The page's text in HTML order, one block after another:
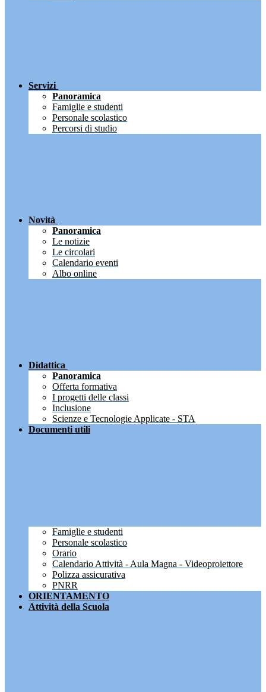
Servizi
Panoramica
Famiglie e studenti
Personale scolastico
Percorsi di studio
Novità
Panoramica
Le notizie
Le circolari
Calendario eventi
Albo online
Didattica
Panoramica
Offerta formativa
I progetti delle classi
Inclusione
Scienze e Tecnologie Applicate - STA
Documenti utili
Famiglie e studenti
Personale scolastico
Orario
Calendario Attività - Aula Magna - Videoproiettore
Polizza assicurativa
PNRR
ORIENTAMENTO
Attività della Scuola